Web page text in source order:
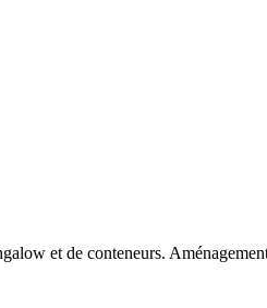
et de conteneurs.